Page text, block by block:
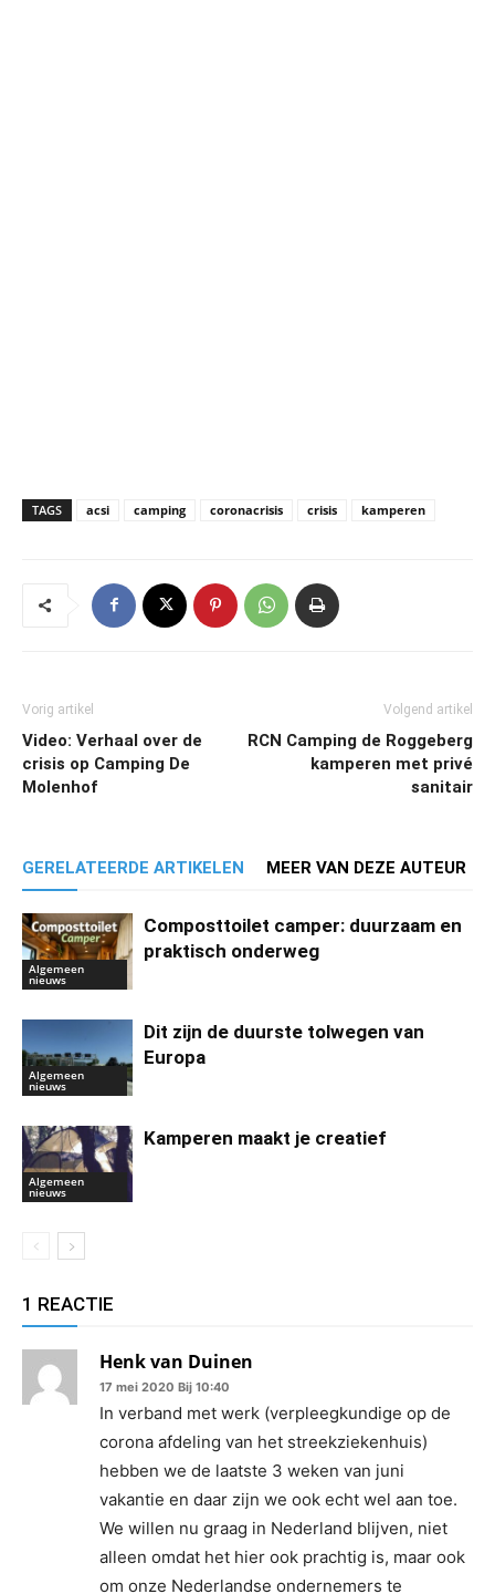
TAGS acsi camping coronacrisis crisis kamperen
Vorig artikel
Video: Verhaal over de
crisis op Camping De
Molenhof
Volgend artikel
RCN Camping de Roggeberg
kamperen met privé
sanitair
GERELATEERDE ARTIKELEN MEER VAN DEZE AUTEUR
Algemeen
nieuws
Composttoilet camper: duurzaam en
praktisch onderweg
Algemeen
nieuws
Dit zijn de duurste tolwegen van
Europa
Algemeen
nieuws
Kamperen maakt je creatief
1 REACTIE
Henk van Duinen
17 mei 2020 Bij 10:40
In verband met werk (verpleegkundige op de
corona afdeling van het streekziekenhuis)
hebben we de laatste 3 weken van juni
vakantie en daar zijn we ook echt wel aan toe.
We willen nu graag in Nederland blijven, niet
alleen omdat het hier ook prachtig is, maar ook
om onze Nederlandse ondernemers te